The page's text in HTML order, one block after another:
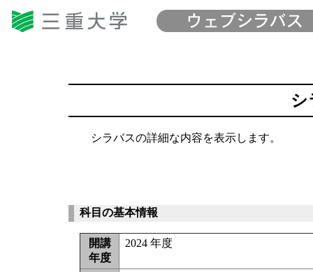
シ
シラバスの詳細な内容を表示します。
科目の基本情報
開講
年度
2024 年度